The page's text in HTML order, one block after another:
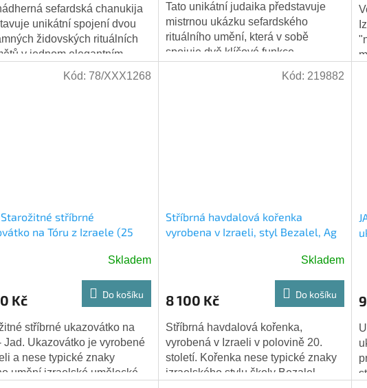
sefardská chanukija
unikátní spojení dvou
židovských rituálních
v jednom elegantním
Svícen je vyroben z
Tato unikátní judaika představuje
mistrnou ukázku sefardského
rituálního umění, která v sobě
spojuje dvě klíčové funkce
Předmět je koncipován jako...
Starožitné stříbrné
na Tóru z Izraele (25
Skladem
Kč Do košíku
stříbrné ukazovátko na
Jad. Ukazovátko je vyrobené
a nese typické znaky
umění izraelské umělecké
Kód: 78/XXX1268
Stříbrná havdalová kořenka
vyrobena v Izraeli, styl Bezalel, Ag
Skladem
8 100 Kč Do košíku
Stříbrná havdalová kořenka,
vyrobená v Izraeli v polovině 20.
století. Kořenka nese typické znaky
izraelského stylu školy Bezalel,
Kód: 219882